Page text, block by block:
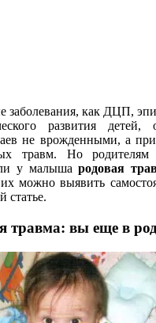
заболевания, как ДЦП,
развития детей,
не врожденными, а
травм. Но
ли у малышародовая
можно выявить
статье.
травма: вы еще в